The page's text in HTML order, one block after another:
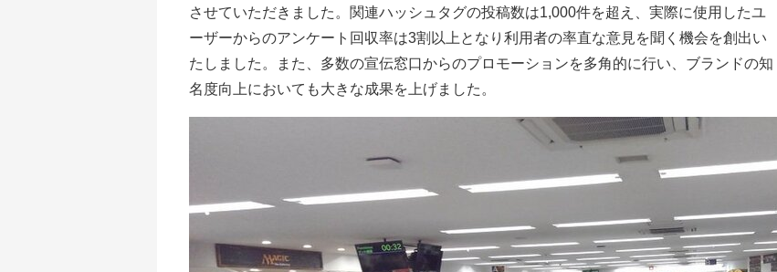
させていただきました。関連ハッシュタグの投稿数は1,000件を超え、実際に使用したユ
ーザーからのアンケート回収率は3割以上となり利用者の率直な意見を聞く機会を創出い
たしました。また、多数の宣伝窓口からのプロモーションを多角的に行い、ブランドの知
名度向上においても大きな成果を上げました。